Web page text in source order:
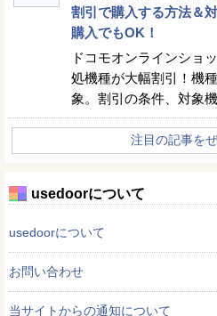
割引で購入する方法＆
購入でもOK！
ドコモオンラインショ
処機種が大幅割引！機
象。割引の条件、対象
注目の記事を
usedoorについて
usedoorについて
お問い合わせ
当サイトからの通知について